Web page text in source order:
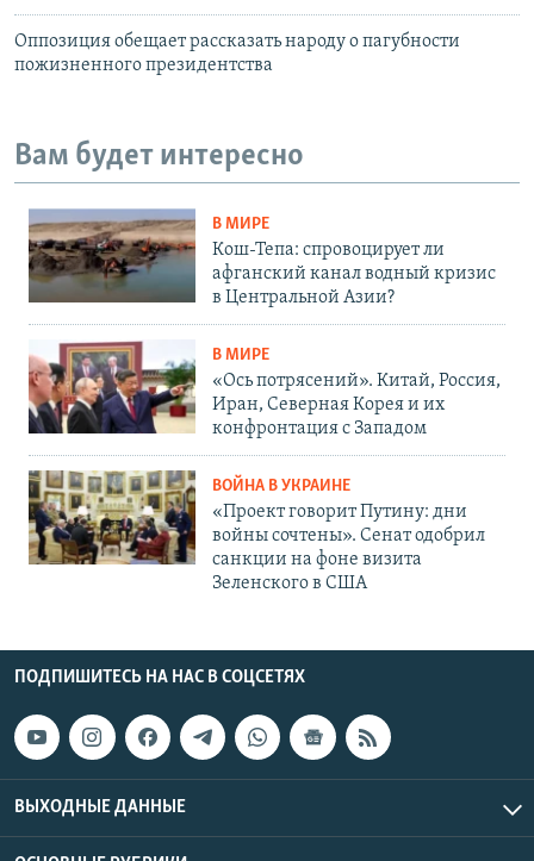
Оппозиция обещает рассказать народу о пагубности
пожизненного президентства
Вам будет интересно
В МИРЕ
Кош-Тепа: спровоцирует ли
афганский канал водный кризис
в Центральной Азии?
В МИРЕ
«Ось потрясений». Китай, Россия,
Иран, Северная Корея и их
конфронтация с Западом
ВОЙНА В УКРАИНЕ
«Проект говорит Путину: дни
войны сочтены». Сенат одобрил
санкции на фоне визита
Зеленского в США
ПОДПИШИТЕСЬ НА НАС В СОЦСЕТЯХ
ВЫХОДНЫЕ ДАННЫЕ